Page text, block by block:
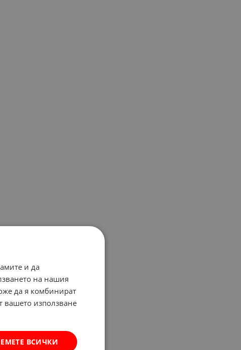
и да
на нашия
да я комбинират
вашето използване
ВСИЧКИ